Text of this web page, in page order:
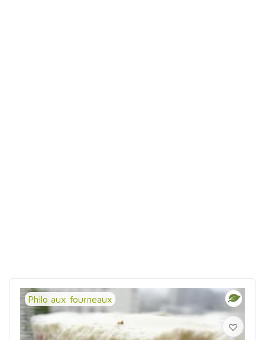
Philo aux fourneaux